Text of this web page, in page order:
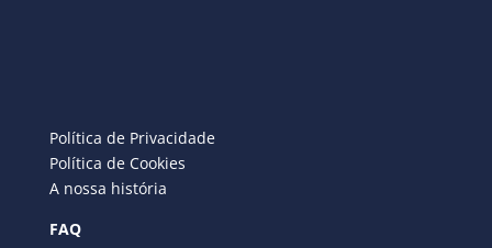
Política de Privacidade
Política de Cookies
A nossa história
FAQ